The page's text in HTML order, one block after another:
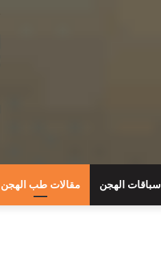
سباقات الهجن مقالات طب الهجن